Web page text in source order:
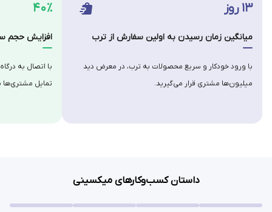
۴۰٪
افزایش حجم
با اتصال به
تمایل
۱۳ روز
میانگین زمان رسیدن به اولین سفارش از ترب
با ورود خودکار و سریع محصولات به ترب، در معرض دید
میلیون‌ها مشتری قرار می‌گیرید.
داستان کسب‌وکارهای میکسینی